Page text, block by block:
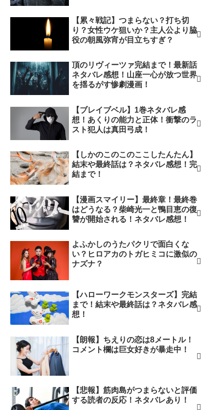
【累々戦記】つまらない？打ち切
り？女性ウケ狙いか？主人公より脇
役の朝風弥宵が目立ちすぎ？
頂のリヴィーツァ完結まで！最新話
ネタバレ感想！山座一心が放つ世界
を揺るがす惨劇漫画！
【ブレイブベル】1巻ネタバレ感
想！あくりの能力と正体！衝撃のラ
スト犯人は真田弓成！
【しかのこのこのここしたんたん】
結末や最終話は？ネタバレ感想！完
結まで！
【漫画スマイリー】最終章！最終巻
はどうなる？柴崎光一と鴨目恵の復
讐が開始される！ネタバレ感想！
よふかしのうたパクリで面白くな
い？ヒロアカのトガヒミコに激似の
ナズナ？
【ハローワークモンスターズ】完結
まで！結末や最終話は？ネタバレ感
想！
【朗報】ちえりの恋は8メートル！
コメント欄は巨女好きが暴走中！
【悲報】筋肉島がつまらないと評価
する読者の反応！ネタバレあり！